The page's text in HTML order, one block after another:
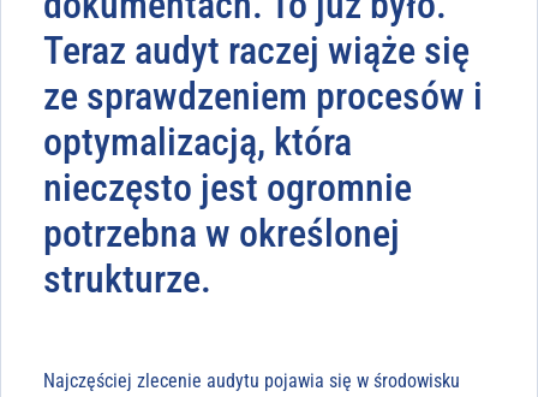
Teraz audyt raczej wiąże się
ze sprawdzeniem procesów i
optymalizacją, która
nieczęsto jest ogromnie
potrzebna w określonej
strukturze.
Najczęściej zlecenie audytu pojawia się w środowisku